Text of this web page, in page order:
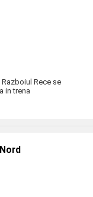
Rece se
in trena